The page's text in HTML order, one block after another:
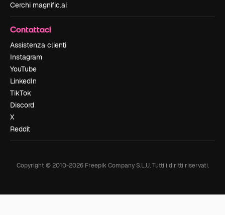
Cerchi magnific.ai
Contattaci
Assistenza clienti
Instagram
YouTube
LinkedIn
TikTok
Discord
X
Reddit
Copyright © 2010-2026Freepik Company S.L.U. Tutti i diritti riservati.